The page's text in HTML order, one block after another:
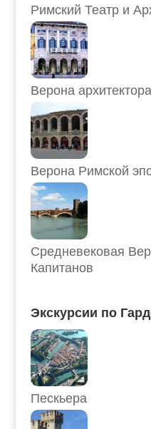
Римский Театр и
Верона
Верона Римской
Средневековая
Капитанов
Экскурсии по
Пескьера